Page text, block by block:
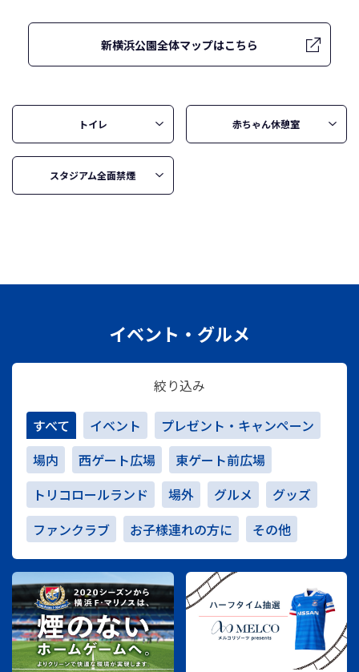
新横浜公園全体マップはこちら
トイレ 赤ちゃん休憩室
スタジアム全面禁煙
イベント・グルメ
絞り込み
すべて イベント
プレゼント・キャンペーン
場内
西ゲート広場
東ゲート前広場
トリコロールランド
場外 グルメ
グッズ
ファンクラブ
お子様連れの方に その他